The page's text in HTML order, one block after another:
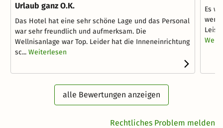
Urlaub ganz O.K.
Das Hotel hat eine sehr schöne Lage und das Personal
war sehr freundlich und aufmerksam. Die
Wellnisanlage war Top. Leider hat die Inneneinrichtung
sc... Weiterlesen
Es
alle Bewertungen anzeigen
Rechtliches Problem melden